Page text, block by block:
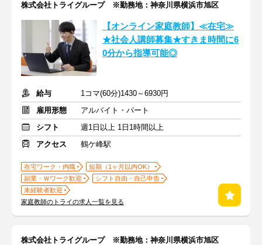
株式会社トライグループ ※勤務地：神奈川県横浜市旭区
【オンライン家庭教師】≪在宅≫
★社会人講師募集★すきま時間に6
0分から指導可能◎
給与
1コマ(60分)1430～6930円
雇用形態
アルバイト・パート
シフト
週1日以上 1日1時間以上
アクセス
鶴ケ峰駅
在宅ワーク・内職
短期（1ヶ月以内OK）
副業・Ｗワーク歓迎
シフト自由・自己申告
未経験者歓迎
家庭教師のトライの求人一覧を見る
株式会社トライグループ ※勤務地：神奈川県横浜市旭区